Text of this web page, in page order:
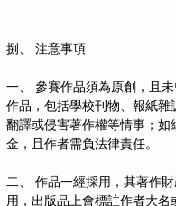
捌、 注意事項
一、 參賽作品須為原創，且
作品，包括學校刊物、報紙雜
翻譯或侵害著作權等情事；
金，且作者需負法律責任。
二、 作品一經採用，其著作
用，出版品上會標註作者大名